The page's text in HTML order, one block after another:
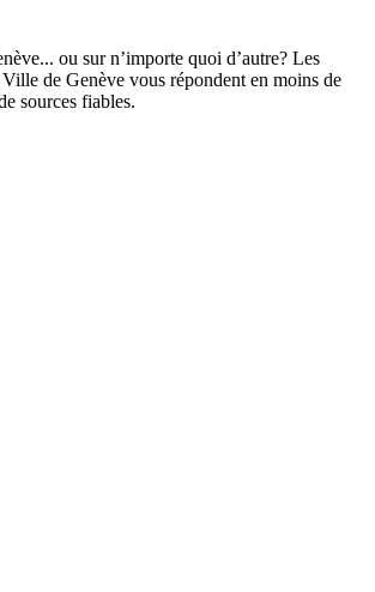
ou sur n’importe quoi d’autre? Les
de Genève vous répondent en moins de
sources fiables.